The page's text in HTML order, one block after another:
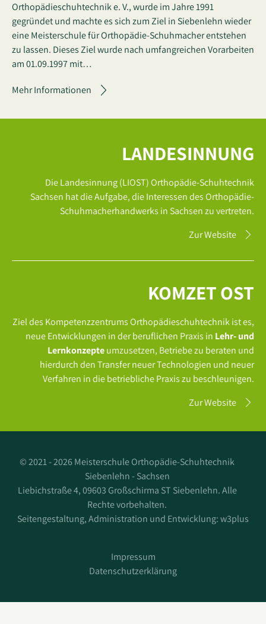
Orthopädieschuhtechnik e. V., wurde im Jahre 1991
gegründet und machte es sich zum Ziel in Siebenlehn wieder
eine Meisterschule für Orthopädie-Schuhmacher entstehen
zu lassen. Dieses Ziel wurde nach umfangreichen Vorarbeiten
am 01.09.1997 mit…
Mehr Informationen
LANDESINNUNG
Die Landesinnung (LIOST) Orthopädie-Schuhtechnik
Sachsen hat die Aufgabe, die Interessen des Orthopädie-
Schuhmacherhandwerks in Sachsen zu vertreten.
Zur Website
KOMZET OST
Ziel des Kompetenzzentrums Orthopädieschuhtechnik ist es,
neue Entwicklungen in der beruflichen Praxis in Lehr- und
Lernkonzepteumzusetzen, Betriebe zu beraten und
hierdurch den Transfer neuer Technologien und neuer
Verfahren in die betriebliche Praxis zu beschleunigen.
Zur Website
©2021 - 2026 Meisterschule Orthopädie-Schuhtechnik
Siebenlehn - Sachsen
Liebichstraße 4, 09603 Großschirma ST Siebenlehn. Alle
Rechte vorbehalten.
Seitengestaltung, Administration und Entwicklung:w3plus
Impressum
Datenschutzerklärung